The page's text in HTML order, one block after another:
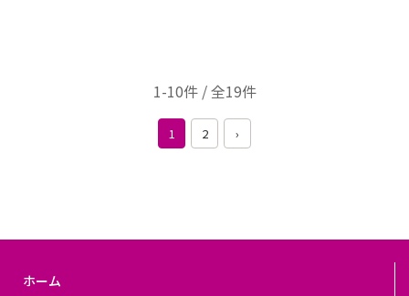
1-10件 / 全19件
1 2 ›
ホーム